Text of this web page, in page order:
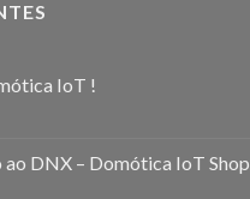
IoT !
DNX – Domótica IoT Shop